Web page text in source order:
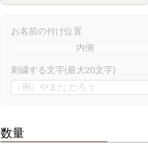
お名前の付け位置
内側
刺繍する文字(最大20文字)
数量